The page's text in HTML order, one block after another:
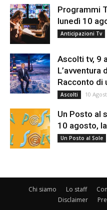
Programmi
lunedì 10
Anticipazioni Tv
Ascolti tv, 9
L’avventura
Racconto di
Ascolti 10
Un Posto al
10 agosto,
Un Posto al Sole
Chi siamo Lo staff
Disclaimer